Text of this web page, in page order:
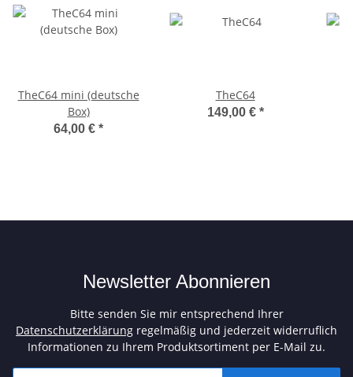
TheC64 mini (deutsche
Box)
64,00 € *
TheC64
149,00 € *
Newsletter Abonnieren
Bitte senden Sie mir entsprechend Ihrer
Datenschutzerklärung regelmäßig und jederzeit widerruflich
Informationen zu Ihrem Produktsortiment per E-Mail zu.